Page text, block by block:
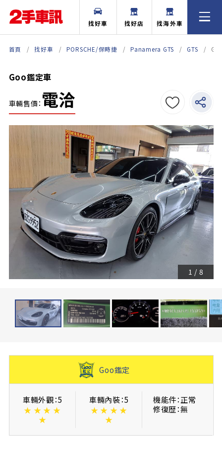
找好車 找好店 找海外車
首頁 找好車 PORSCHE/保時捷 Panamera GTS GTS
Goo鑑定車
車輛售價： 電洽
1 / 8
Goo鑑定
車輛外觀：5
★ ★ ★ ★
★
車輛內裝：5
★ ★ ★ ★
★
機能件：正常
修復歴：無